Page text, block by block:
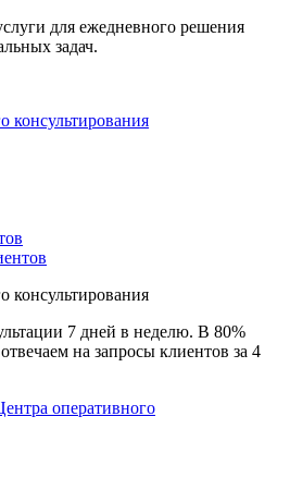
для ежедневного решения
задач.
консультирования
консультирования
7 дней в неделю. В 80%
на запросы клиентов за 4
оперативного